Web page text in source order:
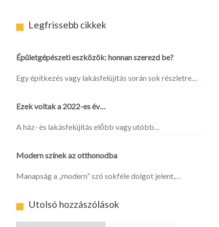
Legfrissebb cikkek
Épületgépészeti eszközök: honnan szerezd be?
Egy építkezés vagy lakásfelújítás során sok részletre…
Ezek voltak a 2022-es év…
A ház- és lakásfelújítás előbb vagy utóbb…
Modern színek az otthonodba
Manapság a „modern” szó sokféle dolgot jelent,…
Utolsó hozzászólások